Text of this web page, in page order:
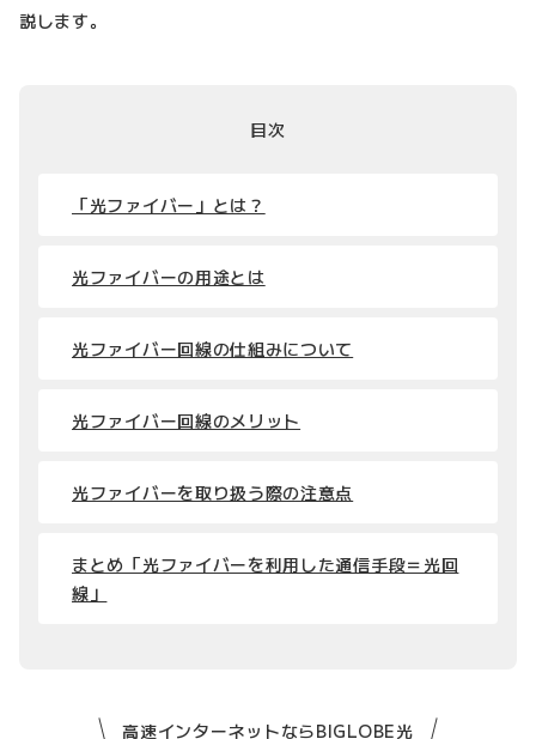
説します。
目次
「光ファイバー」とは？
光ファイバーの用途とは
光ファイバー回線の仕組みについて
光ファイバー回線のメリット
光ファイバーを取り扱う際の注意点
まとめ「光ファイバーを利用した通信手段＝光回
線」
高速インターネットならBIGLOBE光